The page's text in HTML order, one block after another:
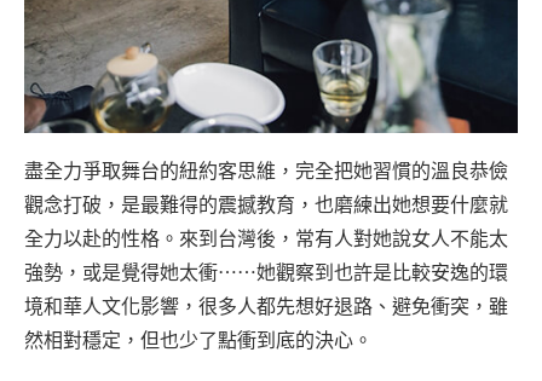
盡全力爭取舞台的紐約客思維，完全把她習慣的溫良恭儉
觀念打破，是最難得的震撼教育，也磨練出她想要什麼就
全力以赴的性格。來到台灣後，常有人對她說女人不能太
強勢，或是覺得她太衝⋯⋯她觀察到也許是比較安逸的環
境和華人文化影響，很多人都先想好退路、避免衝突，雖
然相對穩定，但也少了點衝到底的決心。